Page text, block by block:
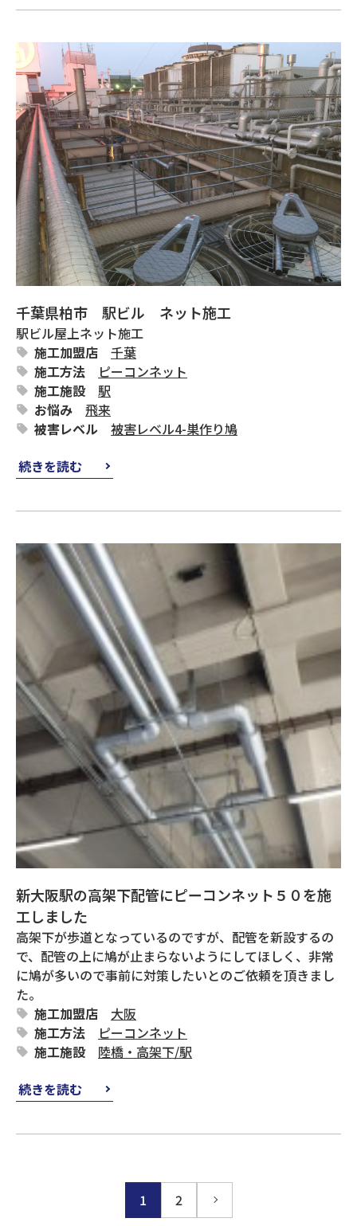
千葉県柏市 駅ビル ネット施工
駅ビル屋上ネット施工
施工加盟店
千葉
施工方法
ピーコンネット
施工施設
駅
お悩み
飛来
被害レベル
被害レベル4-巣作り鳩
続きを読む
新大阪駅の高架下配管にピーコンネット５０を施
工しました
高架下が歩道となっているのですが、配管を新設するの
で、配管の上に鳩が止まらないようにしてほしく、非常
に鳩が多いので事前に対策したいとのご依頼を頂きまし
た。
施工加盟店
大阪
施工方法
ピーコンネット
施工施設
陸橋・高架下/駅
続きを読む
1 2